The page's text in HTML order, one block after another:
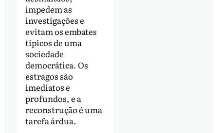
impedem as
investigações e
evitam os embates
típicos de uma
sociedade
democrática. Os
estragos são
imediatos e
profundos, e a
reconstrução é uma
tarefa árdua.